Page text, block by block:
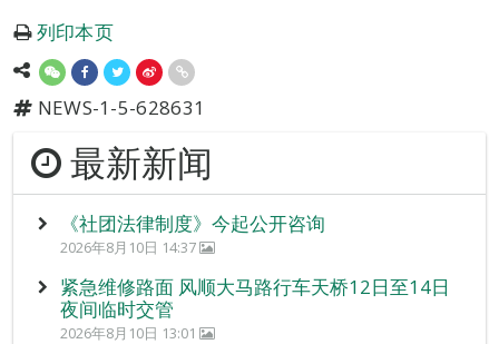
列印本页
NEWS-1-5-628631
最新新闻
《社团法律制度》今起公开咨询
2026年8月10日 14:37
紧急维修路面 风顺大马路行车天桥12日至14日
夜间临时交管
2026年8月10日 13:01